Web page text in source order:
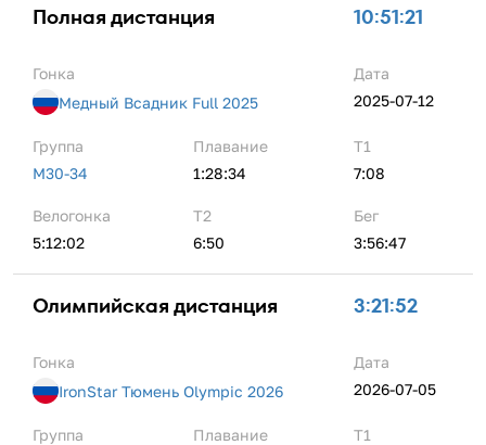
Полная дистанция 10:51:21
Гонка
Медный Всадник Full 2025
Дата
2025-07-12
Группа
M30-34
Плавание
1:28:34
Т1
7:08
Велогонка
5:12:02
Т2
6:50
Бег
3:56:47
Олимпийская дистанция 3:21:52
Гонка
IronStar Тюмень Olympic 2026
Дата
2026-07-05
Группа
Плавание
Т1